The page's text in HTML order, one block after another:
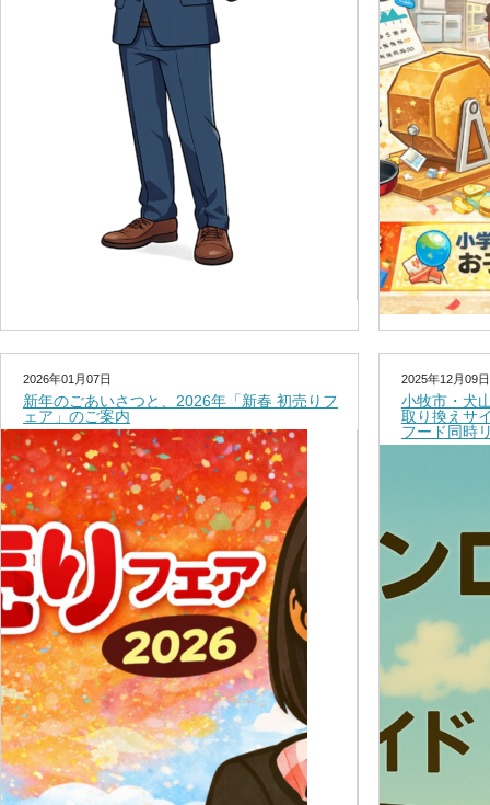
2026年01月07日
新年のごあいさつと、2026年「新春 初売りフ
ェア」のご案内
2025年12月09日
小牧市・犬
取り換えサ
フード同時